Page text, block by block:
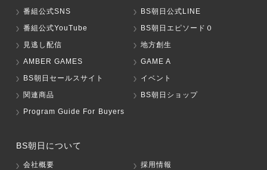
番組公式SNS
BS朝日公式LINE
番組公式YouTube
BS朝日エピソード０
見逃し配信
地方創生
AMBER GAMES
GAME A
BS朝日セールスサイト
イベント
関連商品
BS朝日ショップ
Program Guide For Buyers
BS朝日について
会社概要
採用情報